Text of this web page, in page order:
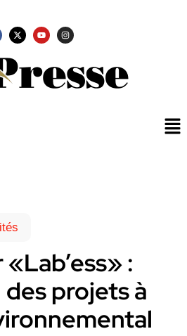
:
projets à